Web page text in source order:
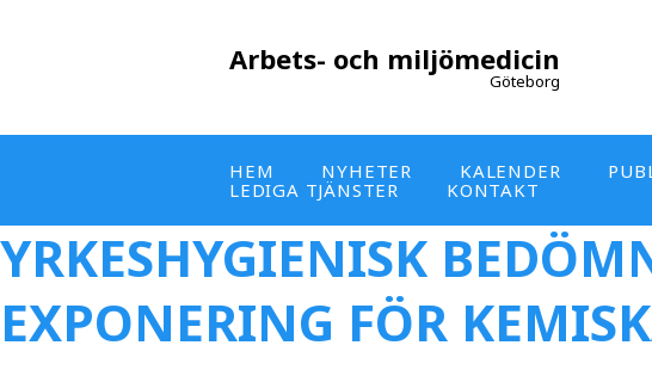
Arbets- och miljömedicin
Göteborg
HEM NYHETER KALENDER
LEDIGA TJÄNSTER
KONTAKT
YRKESHYGIENISK
EXPONERING FÖR